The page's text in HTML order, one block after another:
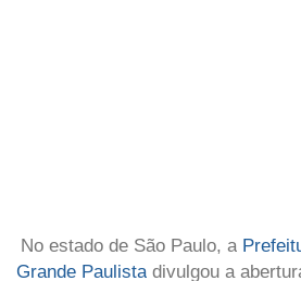
No estado de São Paulo, a
Grande Paulista divulgou a